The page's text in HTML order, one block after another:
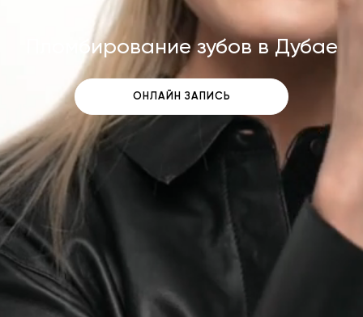
Пломбирование зубов в Дубае
ОНЛАЙН ЗАПИСЬ